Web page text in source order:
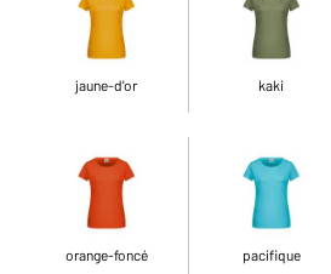
jaune-d'or kaki
orange-foncé pacifique